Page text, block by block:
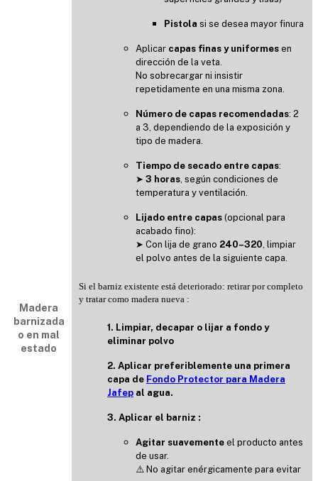
Madera
barnizada
o en mal
estado
Pistola si se desea mayor finura
Aplicar capas finas y uniformes en
dirección de la veta.
No sobrecargar ni insistir
repetidamente en una misma zona.
Número de capas recomendadas: 2
a 3, dependiendo de la exposición y
tipo de madera.
Tiempo de secado entre capas:
➤ 3 horas, según condiciones de
temperatura y ventilación.
Lijado entre capas (opcional para
acabado fino):
➤ Con lija de grano 240–320, limpiar
el polvo antes de la siguiente capa.
Si el barniz existente está deteriorado: retirar por completo
y tratar como madera nueva :
1. Limpiar, decapar o lijar a fondo y
eliminar polvo
2. Aplicar preferiblemente una primera
capa de Fondo Protector para Madera
Jafep al agua.
3. Aplicar el barniz :
Agitar suavemente el producto antes
de usar.
⚠️ No agitar enérgicamente para evitar